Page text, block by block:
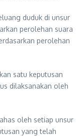
duduk di unsur
perolehan suara
perolehan
satu keputusan
dilaksanakan oleh
oleh setiap unsur
yang telah